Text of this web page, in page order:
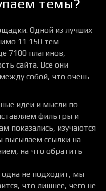
темы?
Одной из лучших
11 150 тем
7100 плагинов,
сайта. Все они
собой, что очень
идеи и мысли по
фильтры и
показались, изучаются
ссылки на
на что обратить
одна не подходит, мы
что лишнее, чего не